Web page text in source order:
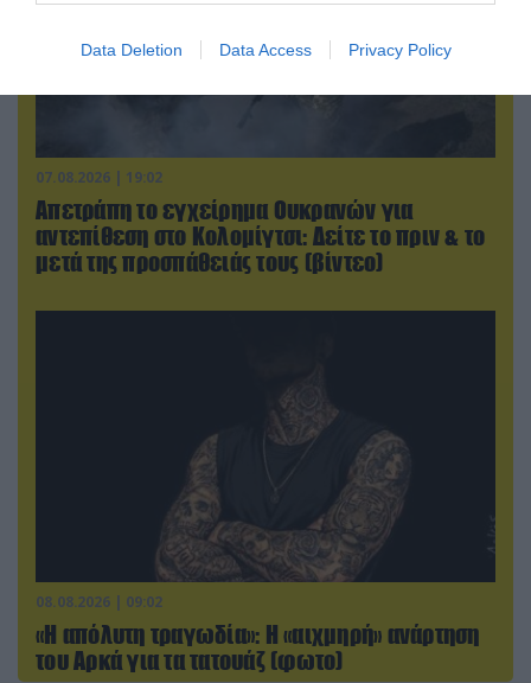
Data Deletion Data Access Privacy Policy
07.08.2026 | 19:02
Απετράπη το εγχείρημα Ουκρανών για
αντεπίθεση στο Κολομίγτσι: Δείτε το πριν & το
μετά της προσπάθειάς τους (βίντεο)
08.08.2026 | 09:02
«Η απόλυτη τραγωδία»: Η «αιχμηρή» ανάρτηση
του Αρκά για τα τατουάζ (φωτο)